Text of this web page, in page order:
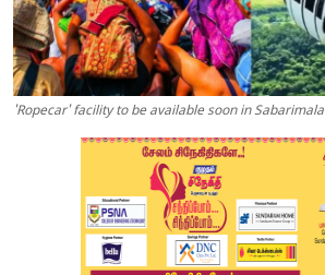
'Ropecar' facility to be available soon in Sabarimala